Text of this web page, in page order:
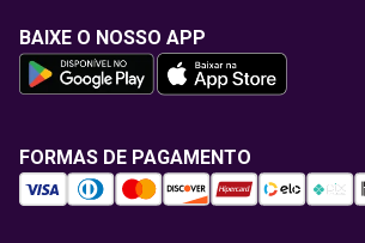
BAIXE O NOSSO APP
FORMAS DE PAGAMENTO